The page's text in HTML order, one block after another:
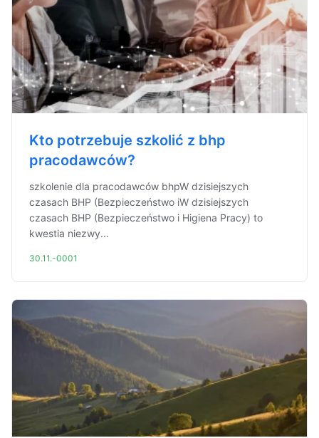
Kto potrzebuje szkolić z bhp
pracodawców?
szkolenie dla pracodawców bhpW dzisiejszych
czasach BHP (Bezpieczeństwo iW dzisiejszych
czasach BHP (Bezpieczeństwo i Higiena Pracy) to
kwestia niezwy...
30.11.-0001